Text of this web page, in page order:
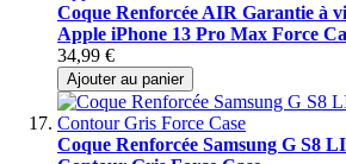
Coque Renforcée AIR Garantie à
Apple iPhone 13 Pro Max Force
34,99 €
Ajouter au panier
Coque Renforcée Samsung G S8